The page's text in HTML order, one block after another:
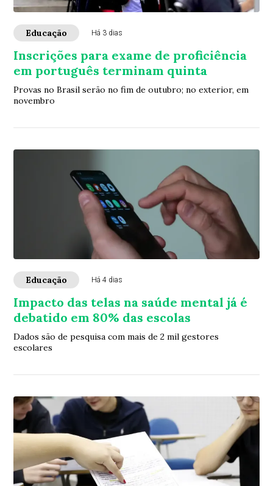
Educação Há 3 dias
Inscrições para exame de proficiência
em português terminam quinta
Provas no Brasil serão no fim de outubro; no exterior, em
novembro
Educação Há 4 dias
Impacto das telas na saúde mental já é
debatido em 80% das escolas
Dados são de pesquisa com mais de 2 mil gestores
escolares